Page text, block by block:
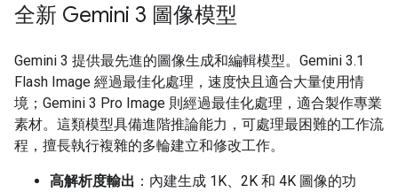
全新 Gemini 3 圖像模型
Gemini 3 提供最先進的圖像生成和編輯模型。Gemini 3.1
Flash Image 經過最佳化處理，速度快且適合大量使用情
境；Gemini 3 Pro Image 則經過最佳化處理，適合製作專業
素材。這類模型具備進階推論能力，可處理最困難的工作流
程，擅長執行複雜的多輪建立和修改工作。
高解析度輸出 ：內建生成 1K、2K 和 4K 圖像的功